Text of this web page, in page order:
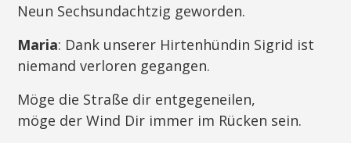
Neun Sechsundachtzig geworden.
Maria: Dank unserer Hirtenhündin Sigrid ist
niemand verloren gegangen.
Möge die Straße dir entgegeneilen,
möge der Wind Dir immer im Rücken sein.